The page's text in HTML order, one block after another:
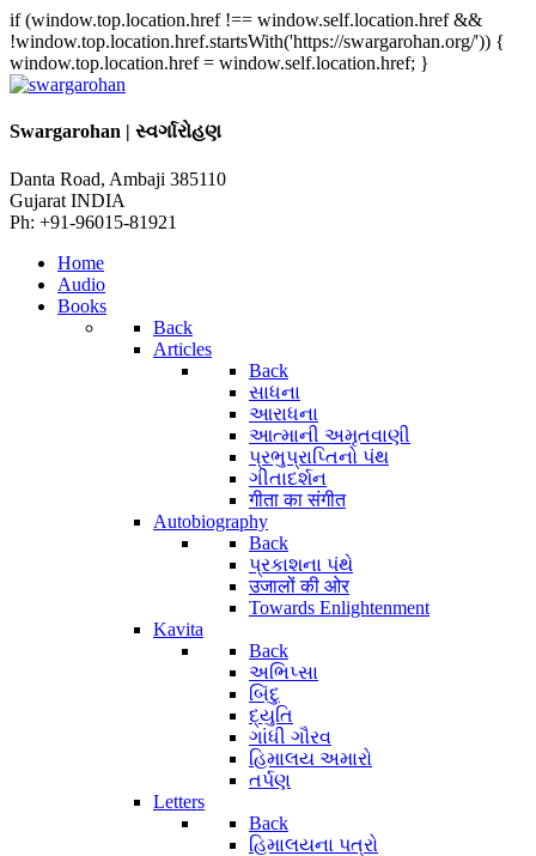
if (window.top.location.href !== window.self.location.href &&
!window.top.location.href.startsWith('https://swargarohan.org/')) {
window.top.location.href = window.self.location.href; }
Swargarohan | સ્વર્ગારોહણ
Danta Road, Ambaji 385110
Gujarat INDIA
Ph: +91-96015-81921
Home
Audio
Books
Back
Articles
Back
સાધના
આરાધના
આત્માની અમૃતવાણી
પ્રભુપ્રાપ્તિનો પંથ
ગીતાદર્શન
गीता का संगीत
Autobiography
Back
પ્રકાશના પંથે
उजालों की ओर
Towards Enlightenment
Kavita
Back
અભિપ્સા
બિંદુ
દ્યુતિ
ગાંધી ગૌરવ
હિમાલય અમારો
તર્પણ
Letters
Back
હિમાલયના પત્રો